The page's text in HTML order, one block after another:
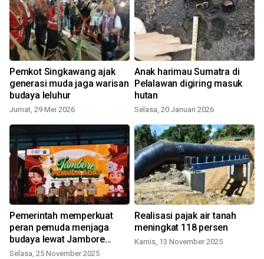
Pemkot Singkawang ajak
generasi muda jaga warisan
budaya leluhur
Jumat, 29 Mei 2026
Anak harimau Sumatra di
Pelalawan digiring masuk
hutan
Selasa, 20 Januari 2026
Pemerintah memperkuat
peran pemuda menjaga
budaya lewat Jambore
Pemuda Adat
Selasa, 25 November 2025
Realisasi pajak air tanah
meningkat 118 persen
Kamis, 13 November 2025